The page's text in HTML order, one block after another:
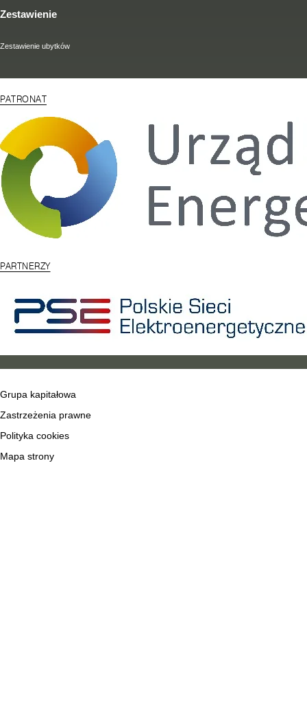
Zestawienie
Zestawienie ubytków
PATRONAT
PARTNERZY
Grupa kapitałowa
Zastrzeżenia prawne
Polityka cookies
Mapa strony